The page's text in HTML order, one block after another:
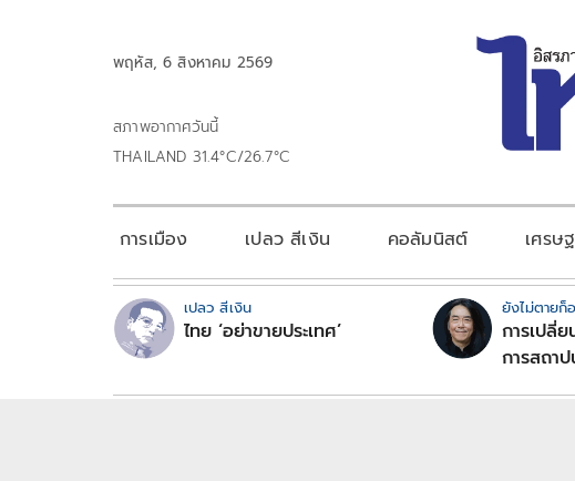
พฤหัส, 6 สิงหาคม 2569
สภาพอากาศวันนี้
THAILAND 31.4°C/26.7°C
การเมือง เปลว สีเงิน คอลัมนิสต์ เศรษ
เปลว สีเงิน
ไทย ‘อย่าขายประเทศ’
ยังไม่ตายก็
การเปลี่ย
การสถา